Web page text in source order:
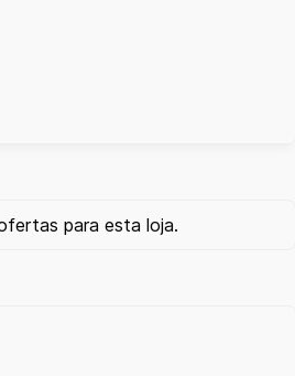
para esta loja.